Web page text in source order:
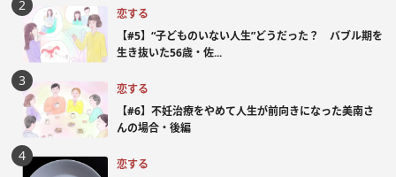
恋する
【#5】“子どものいない人生”どうだった？ バブル期を
生き抜いた56歳・佐...
恋する
【#6】不妊治療をやめて人生が前向きになった美南さ
んの場合・後編
恋する